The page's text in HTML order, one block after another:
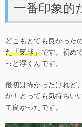
一番印象的
どこもとても良かった
た「気球」です。初め
っと浮くんです。
最初は怖かったけれど
か！とっても気持ちい
て良かったです。